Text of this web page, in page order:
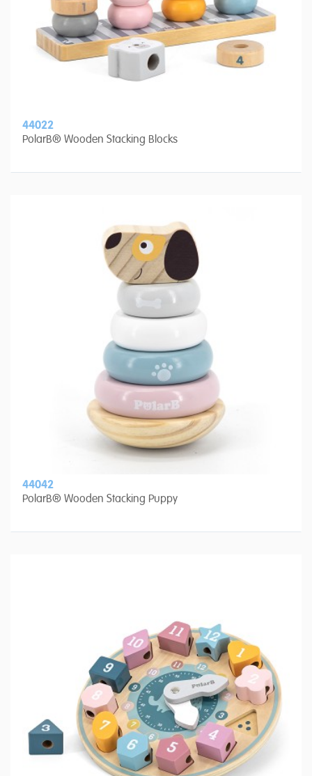
44022
PolarB® Wooden Stacking Blocks
44042
PolarB® Wooden Stacking Puppy